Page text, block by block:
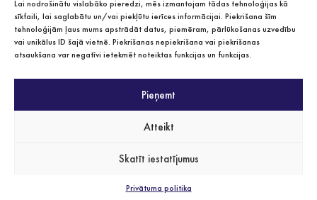
Lai nodrošinātu vislabāko pieredzi, mēs izmantojam tādas tehnoloģijas kā
sīkfaili, lai saglabātu un/vai piekļūtu ierīces informācijai. Piekrišana šīm
tehnoloģijām ļaus mums apstrādāt datus, piemēram, pārlūkošanas uzvedību
vai unikālus ID šajā vietnē. Piekrišanas nepiekrišana vai piekrišanas
atsaukšana var negatīvi ietekmēt noteiktas funkcijas un funkcijas.
Pieņemt
Atteikt
Skatīt iestatījumus
Privātuma politika
Privātuma politika
Visas tiesības aizsargātas 2021